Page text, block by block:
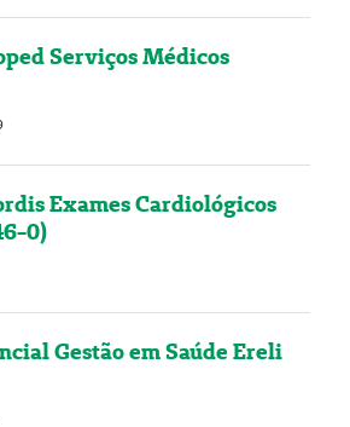
Serviços Médicos
Exames Cardiológicos
0)
Gestão em Saúde Ereli